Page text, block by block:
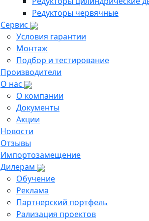
Редукторы червячные
Сервис
Условия гарантии
Монтаж
Подбор и тестирование
Производители
О нас
О компании
Документы
Акции
Новости
Отзывы
Импортозамещение
Дилерам
Обучение
Реклама
Партнерский портфель
Рализация проектов